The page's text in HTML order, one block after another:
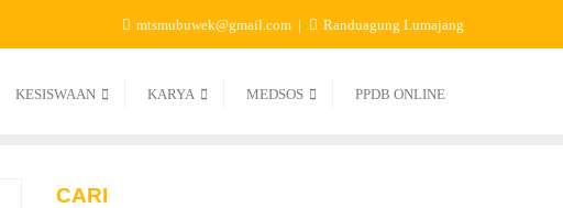
mtsmubuwek@gmail.com Randuagung Lumajang
KESISWAAN KARYA MEDSOS PPDB ONLINE
CARI